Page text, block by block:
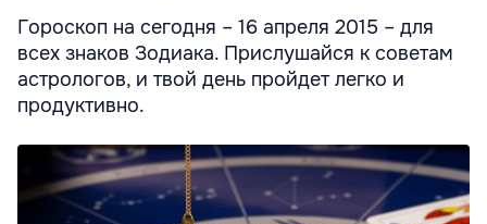
Гороскоп на сегодня – 16 апреля 2015 – для
всех знаков Зодиака. Прислушайся к советам
астрологов, и твой день пройдет легко и
продуктивно.